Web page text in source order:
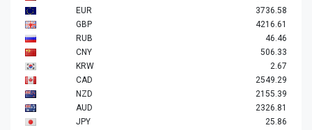
EUR
3736.58
GBP
4216.61
RUB
46.46
CNY
506.33
KRW
2.67
CAD
2549.29
NZD
2155.39
AUD
2326.81
JPY
25.86